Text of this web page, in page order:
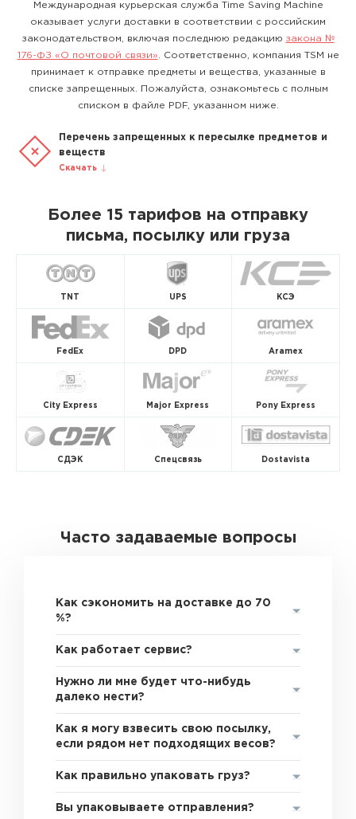
Международная курьерская служба Time Saving Machine
оказывает услуги доставки в соответствии с российским
законодательством, включая последнюю редакцию закона №
176-ФЗ «О почтовой связи» . Соответственно, компания TSM не
принимает к отправке предметы и вещества, указанные в
списке запрещенных. Пожалуйста, ознакомьтесь с полным
списком в файле PDF, указанном ниже.
Перечень запрещенных к пересылке предметов и
веществ
Скачать
Более 15 тарифов на отправку
письма, посылку или груза
TNT UPS КСЭ
FedEx DPD Aramex
City Express Major Express Pony Express
СДЭК Спецсвязь Dostavista
Часто задаваемые вопросы
Как сэкономить на доставке до 70
%?
Как работает сервис?
Нужно ли мне будет что-нибудь
далеко нести?
Как я могу взвесить свою посылку,
если рядом нет подходящих весов?
Как правильно упаковать груз?
Вы упаковываете отправления?